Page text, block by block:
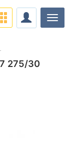
7 275/30